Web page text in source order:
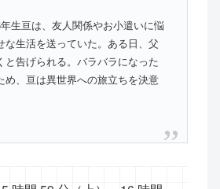
生亘は、友人関係やお小遣いに悩
な生活を送っていた。ある日、父
と告げられる。バラバラになった
め、亘は異世界への旅立ちを決意